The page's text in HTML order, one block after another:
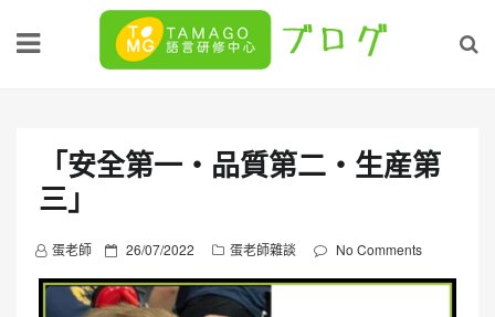
「安全第一・品質第二・生産第
三」
蛋老師
P
o
s
26/07/2022 蛋老師雜談 No Comments